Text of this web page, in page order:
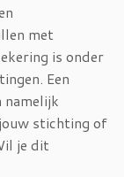
met
is onder
Een
namelijk
stichting of
je dit